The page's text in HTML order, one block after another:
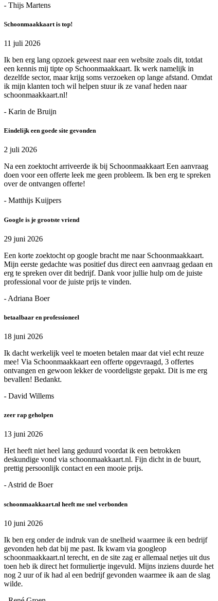
- Thijs Martens
Schoonmaakkaart is top!
11 juli 2026
Ik ben erg lang opzoek geweest naar een website zoals dit, totdat
een kennis mij tipte op Schoonmaakkaart. Ik werk namelijk in
dezelfde sector, maar krijg soms verzoeken op lange afstand. Omdat
ik mijn klanten toch wil helpen stuur ik ze vanaf heden naar
schoonmaakkaart.nl!
- Karin de Bruijn
Eindelijk een goede site gevonden
2 juli 2026
Na een zoektocht arriveerde ik bij Schoonmaakkaart Een aanvraag
doen voor een offerte leek me geen probleem. Ik ben erg te spreken
over de ontvangen offerte!
- Matthijs Kuijpers
Google is je grootste vriend
29 juni 2026
Een korte zoektocht op google bracht me naar Schoonmaakkaart.
Mijn eerste gedachte was positief dus direct een aanvraag gedaan en
erg te spreken over dit bedrijf. Dank voor jullie hulp om de juiste
professional voor de juiste prijs te vinden.
- Adriana Boer
betaalbaar en professioneel
18 juni 2026
Ik dacht werkelijk veel te moeten betalen maar dat viel echt reuze
mee! Via Schoonmaakkaart een offerte opgevraagd, 3 offertes
ontvangen en gewoon lekker de voordeligste gepakt. Dit is me erg
bevallen! Bedankt.
- David Willems
zeer rap geholpen
13 juni 2026
Het heeft niet heel lang geduurd voordat ik een betrokken
deskundige vond via schoonmaakkaart.nl. Fijn dicht in de buurt,
prettig persoonlijk contact en een mooie prijs.
- Astrid de Boer
schoonmaakkaart.nl heeft me snel verbonden
10 juni 2026
Ik ben erg onder de indruk van de snelheid waarmee ik een bedrijf
gevonden heb dat bij me past. Ik kwam via googleop
schoonmaakkaart.nl terecht, en de site zag er allemaal netjes uit dus
toen heb ik direct het formuliertje ingevuld. Mijns inziens duurde het
nog 2 uur of ik had al een bedrijf gevonden waarmee ik aan de slag
wilde.